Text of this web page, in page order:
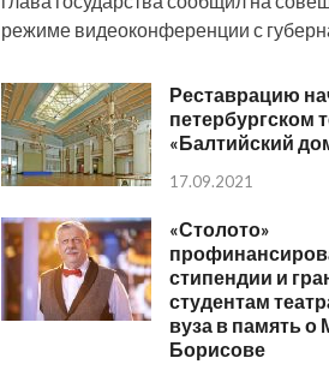
режиме видеоконференции с
Реставрацию
петербургском
«Балтийский
17.09.2021
«Столото»
стипендии и
студентам
вуза в память о
Борисове